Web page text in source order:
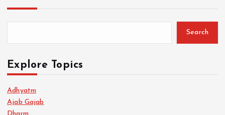
Search
Explore Topics
Adhyatm
Ajab Gajab